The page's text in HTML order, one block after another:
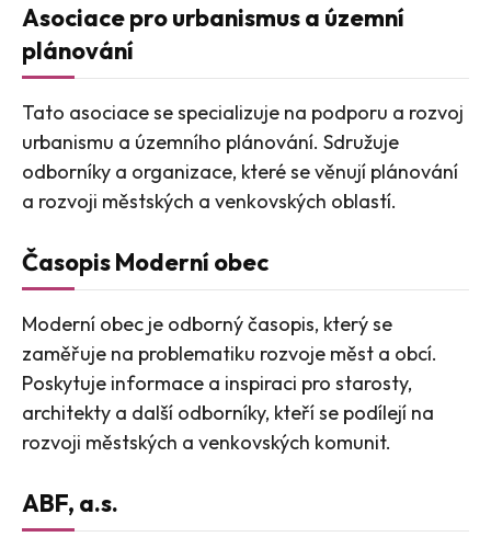
Asociace pro urbanismus a územní
plánování
Tato asociace se specializuje na podporu a rozvoj
urbanismu a územního plánování. Sdružuje
odborníky a organizace, které se věnují plánování
a rozvoji městských a venkovských oblastí.
Časopis Moderní obec
Moderní obec je odborný časopis, který se
zaměřuje na problematiku rozvoje měst a obcí.
Poskytuje informace a inspiraci pro starosty,
architekty a další odborníky, kteří se podílejí na
rozvoji městských a venkovských komunit.
ABF, a.s.